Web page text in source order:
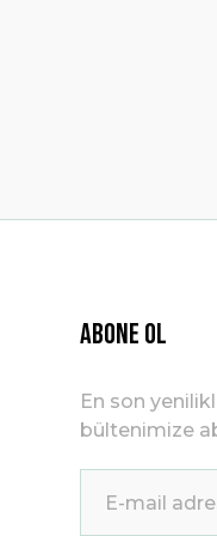
ABONE OL
En son
bültenimize